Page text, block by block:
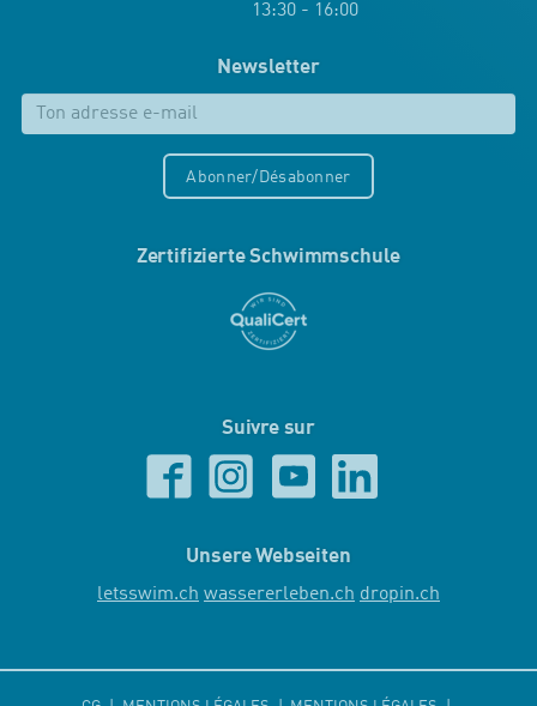
13:30 - 16:00
Newsletter
Abonner/Désabonner
Zertifizierte Schwimmschule
Suivre sur
Unsere Webseiten
letsswim.ch wassererleben.ch dropin.ch